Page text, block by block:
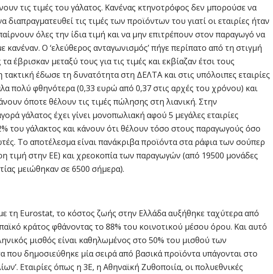
τις τιμές του γάλατος. Κανένας κτηνοτρόφος δεν μπορούσε να
διαπραγματευθεί τις τιμές των προϊόντων του γιατί οι εταιρίες ήταν
όλες την ίδια τιμή και να μην επιτρέπουν στον παραγωγό να
κανέναν. Ο ‘ελεύθερος ανταγωνισμός’ πήγε περίπατο από τη στιγμή
έβρισκαν μεταξύ τους για τις τιμές και εκβίαζαν έτσι τους
έδωσε τη δυνατότητα στη ΔΕΛΤΑ και στις υπόλοιπες εταιρίες
πολύ φθηνότερα (0,33 ευρώ από 0,37 στις αρχές του χρόνου) και
όποτε θέλουν τις τιμές πώλησης στη λιανική. Στην
γάλατος έχει γίνει μονοπωλιακή αφού 5 μεγάλες εταιρίες
του γάλακτος και κάνουν ότι θέλουν τόσο στους παραγωγούς όσο
Το αποτέλεσμα είναι πανάκριβα προϊόντα στα ράφια των σούπερ
τιμή στην ΕΕ) και χρεοκοπία των παραγωγών (από 19500 μονάδες
μειώθηκαν σε 6500 σήμερα).
τη Eurostat, το κόστος ζωής στην Ελλάδα αυξήθηκε ταχύτερα από
κράτος φθάνοντας το 88% του κοινοτικού μέσου όρου. Και αυτό
μισθός είναι καθηλωμένος στο 50% του μισθού των
που δημοσιεύθηκε μία σειρά από βασικά προϊόντα υπάγονται στο
Εταιρίες όπως η 3Ε, η Αθηναϊκή Ζυθοποιία, οι πολυεθνικές